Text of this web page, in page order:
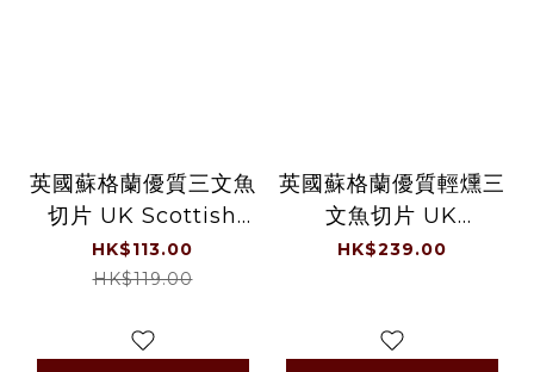
英國蘇格蘭優質三文魚
切片 UK Scottish
Premium Smoked
Salmon Slices 200
HK$113.00
HK$119.00
英國蘇格蘭優質輕燻三
文魚切片 UK
Premium Lightly
克 /包(-18°C)
HK$239.00